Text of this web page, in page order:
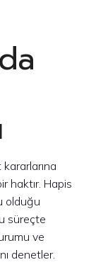
haktır. Hapis
olduğu
süreçte
ve
denetler.